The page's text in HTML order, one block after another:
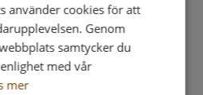
stripe
använder cookies för att
Genom
samtycker du
med vår
mer